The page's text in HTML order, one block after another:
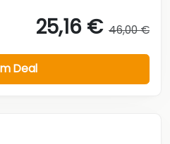
25,16 € 46,00 €
Deal